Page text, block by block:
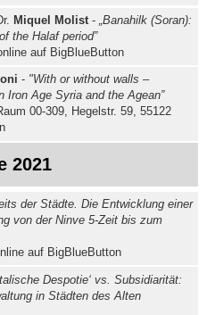
Miquel Molist - „Banahilk (Soran):
the Halaf period”
auf BigBlueButton
- "With or without walls –
Iron Age Syria and the Agean”
00-309, Hegelstr. 59, 55122
2021
der Städte. Die Entwicklung einer
von der Ninve 5-Zeit bis zum
auf BigBlueButton
Despotie‘ vs. Subsidiarität:
in Städten des Alten